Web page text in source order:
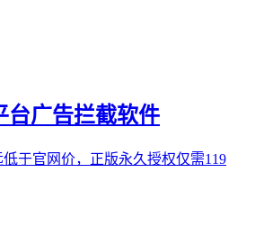
台广告拦截软件
于官网价，正版永久授权仅需119